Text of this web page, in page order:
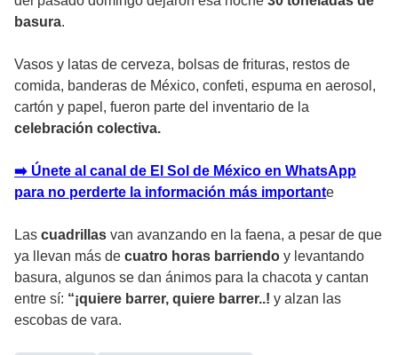
basura.
Vasos y latas de cerveza, bolsas de frituras, restos de
comida, banderas de México, confeti, espuma en aerosol,
cartón y papel, fueron parte del inventario de la
celebración colectiva.
➡️ Únete al canal de El Sol de México en WhatsApp
para no perderte la información más importante
Las cuadrillas van avanzando en la faena, a pesar de que
ya llevan más de cuatro horas barriendo y levantando
basura, algunos se dan ánimos para la chacota y cantan
entre sí: “¡quiere barrer, quiere barrer..! y alzan las
escobas de vara.